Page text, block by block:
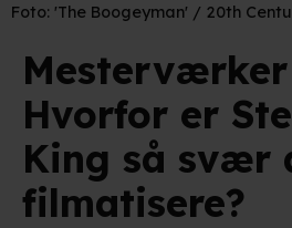
Foto: 'The Boogeyman' / 20th
Hvorfor er
King så svær
filmatisere?